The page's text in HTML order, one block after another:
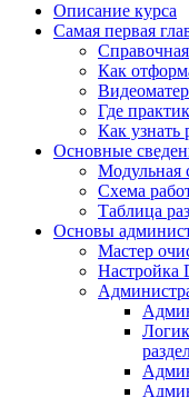
Описание курса
Самая первая
Как
Где
Как узнать
Основные
Модульная
Схема
Таблица
Основы
Мастер
Настройка